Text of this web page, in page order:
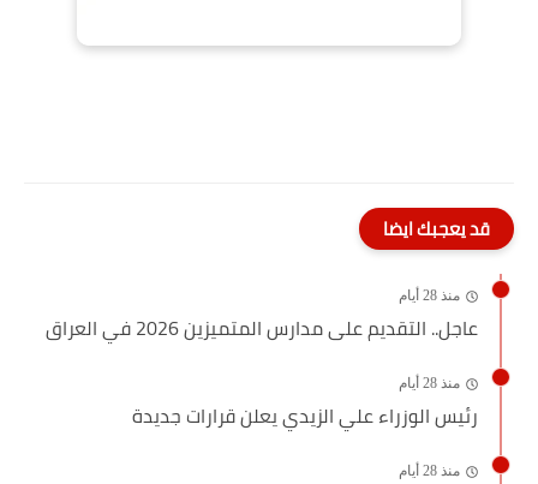
قد يعجبك ايضا
منذ 28 أيام
عاجل.. التقديم على مدارس المتميزين 2026 في العراق
منذ 28 أيام
رئيس الوزراء علي الزيدي يعلن قرارات جديدة
منذ 28 أيام